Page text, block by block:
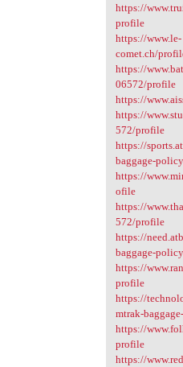
https://
profile
https://www.le-
comet.ch/
https://
06572/profile
https://
https://
572/profile
https://
baggage-
https://
ofile
https://
572/profile
https://
baggage-
https://
profile
https://
mtrak-
https://
profile
https://